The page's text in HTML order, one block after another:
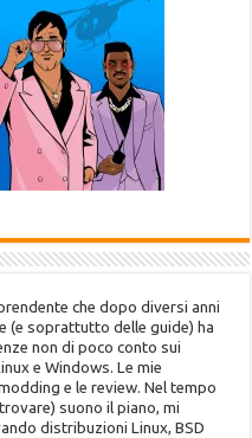
che dopo diversi anni
(e soprattutto delle guide) ha
non di poco conto sui
e Windows. Le mie
e le review. Nel tempo
suono il piano, mi
distribuzioni Linux, BSD